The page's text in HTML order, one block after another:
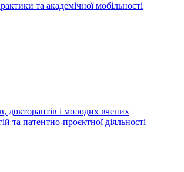
та академічної мобільності
докторантів і молодих вчених
та патентно-проєктної діяльності